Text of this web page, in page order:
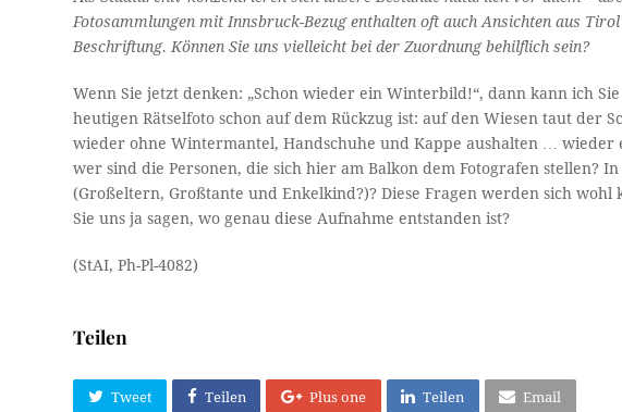
Fotosammlungen mit Innsbruck-Bezug enthalten oft auch Ansichten aus
Beschriftung. Können Sie uns vielleicht bei der Zuordnung behilflich sein?
Wenn Sie jetzt denken: „Schon wieder ein Winterbild!“, dann kann ich
heutigen Rätselfoto schon auf dem Rückzug ist: auf den Wiesen taut der
wieder ohne Wintermantel, Handschuhe und Kappe aushalten … wieder
wer sind die Personen, die sich hier am Balkon dem Fotografen stellen?
(Großeltern, Großtante und Enkelkind?)? Diese Fragen werden sich
Sie uns ja sagen, wo genau diese Aufnahme entstanden ist?
(StAI, Ph-Pl-4082)
Teilen
Tweet Teilen Plus one Teilen Email